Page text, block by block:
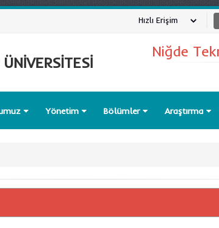
Hızlı Erişim
Niğde
Yönetim Bölümler Araştırma